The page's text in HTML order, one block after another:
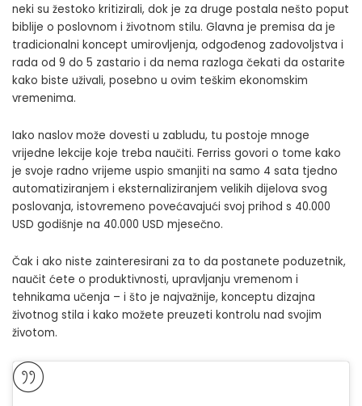
neki su žestoko kritizirali, dok je za druge postala nešto poput
biblije o poslovnom i životnom stilu. Glavna je premisa da je
tradicionalni koncept umirovljenja, odgođenog zadovoljstva i
rada od 9 do 5 zastario i da nema razloga čekati da ostarite
kako biste uživali, posebno u ovim teškim ekonomskim
vremenima.
Iako naslov može dovesti u zabludu, tu postoje mnoge
vrijedne lekcije koje treba naučiti. Ferriss govori o tome kako
je svoje radno vrijeme uspio smanjiti na samo 4 sata tjedno
automatiziranjem i eksternaliziranjem velikih dijelova svog
poslovanja, istovremeno povećavajući svoj prihod s 40.000
USD godišnje na 40.000 USD mjesečno.
Čak i ako niste zainteresirani za to da postanete poduzetnik,
naučit ćete o produktivnosti, upravljanju vremenom i
tehnikama učenja – i što je najvažnije, konceptu dizajna
životnog stila i kako možete preuzeti kontrolu nad svojim
životom.